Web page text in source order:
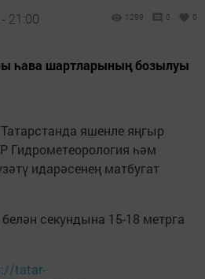
21:00 1299 0 0
һава шартларының бозылуы
яшенле яңгыр
Гидрометеорология һәм
идарәсенең матбугат
секундына 15-18 метрга
tatar-